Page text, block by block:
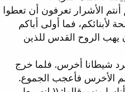
أنتم الأشرار تعرفون أن تعطوا
لأبنائكم، فما أولى أباكم
يهب الروح القدس للذين
شيطانا أخرس. فلما خرج
الأخرس فأعجب الجموع.